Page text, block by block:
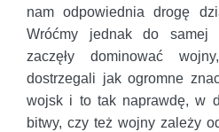
nam odpowiednia drogę
Wróćmy jednak do samej
zaczęły dominować
dostrzegali jak ogromne
wojsk i to tak naprawdę, w
bitwy, czy też wojny zależy